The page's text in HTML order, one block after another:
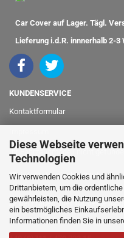
Diese Webseite
Technologien
Wir verwenden Cookies und
Drittanbietern, um die
gewährleisten, die Nutzung
ein bestmögliches
Informationen finden Sie in
Car Cover auf Lager. Tägl.
Lieferung i.d.R. innnerhalb 2-3
KUNDENSERVICE
Kontaktformular
Ihr Fahrzeugmodell nicht
info@classicshop24.de
bei Fragen oder für
rufen Sie einfach an: